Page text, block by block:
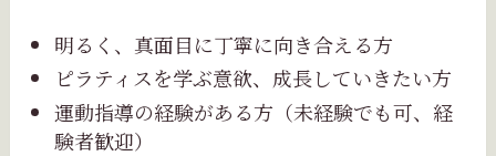
明るく、真面目に丁寧に向き合える方
ピラティスを学ぶ意欲、成長していきたい方
運動指導の経験がある方（未経験でも可、経
験者歓迎）